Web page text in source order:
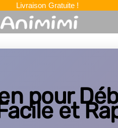
Livraison Gratuite !
pour
et